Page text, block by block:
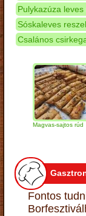
Pulykazúza
Sóskaleves
Csalános
Magvas-sajtos rúd
Fontos